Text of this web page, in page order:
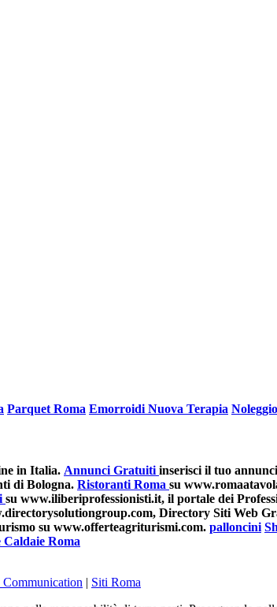
Parquet Roma Emorroidi Nuova Terapia
in Italia. Annunci Gratuitiinserisci il tuo
di Bologna. Ristoranti Roma su
su www.iliberiprofessionisti.it, il portale dei
Directory Siti Web
su www.offerteagriturismi.com. palloncini
Roma
| Siti Roma